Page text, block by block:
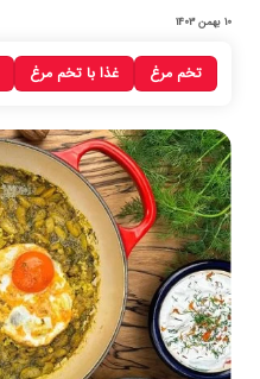
تخم مرغ غذا با تخم مرغ
10 بهمن 1403